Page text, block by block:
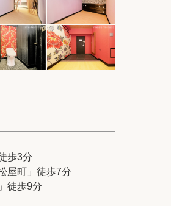
classについて
歩3分
屋町」徒歩7分
徒歩9分